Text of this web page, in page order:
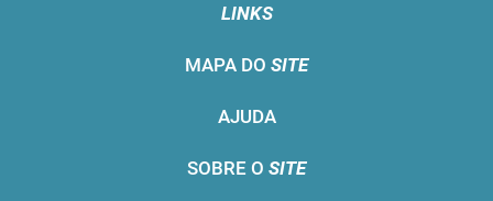
LINKS
MAPA DO SITE
AJUDA
SOBRE O SITE